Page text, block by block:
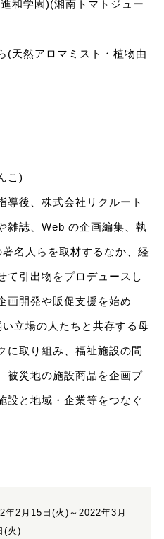
和学園)(湘南トマトジュー
(天然アロマミスト・植物由
こ)
導後、株式会社リクルート
雑誌、Web の企画編集、執
名人らを取材するなか、経
て引出物をプロデュースし
画開発や販促支援を始め
立場の人たちと共存する母
に取り組み、福祉施設の問
被災地の施設商品を企画プ
設と地域・企業等をつなぐ
年2月15日(火)～2022年3月
(火)